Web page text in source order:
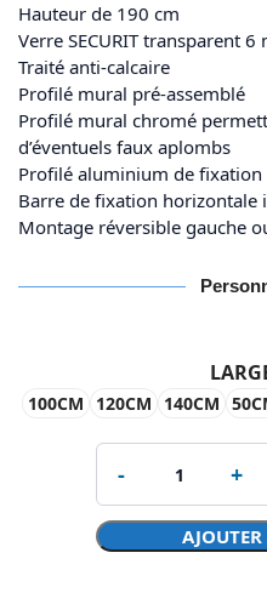
Hauteur de 190 cm
Verre SECURIT transparent 6
Traité anti-calcaire
Profilé mural pré-assemblé
Profilé mural chromé
d’éventuels faux aplombs
Profilé aluminium de fixation
Barre de fixation horizontale
Montage réversible gauche
100CM 120CM 140CM